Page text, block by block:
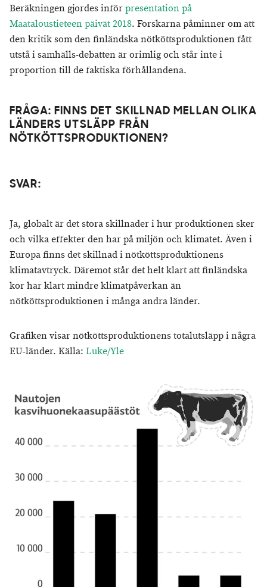
Beräkningen gjordes införpresentation på
Maataloustieteen päivät 2018. Forskarna påminner om att
den kritik som den finländska nötköttsproduktionen fått
utstå i samhälls-debatten är orimlig och står inte i
proportion till de faktiska förhållandena.
FRÅGA: ​FINNS DET SKILLNAD MELLAN OLIKA
LÄNDERS UTSLÄPP FRÅN
NÖTKÖTTSPRODUKTIONEN?
SVAR:
Ja, globalt är det stora skillnader i hur produktionen sker
och vilka effekter den har på miljön och klimatet. Även i
Europa finns det skillnad i nötköttsproduktionens
klimatavtryck. Däremot står det helt klart att finländska
kor har klart mindre klimatpåverkan än
nötköttsproduktionen i många andra länder.
Grafiken visar nötköttsproduktionens totalutsläpp i några
EU-länder. Källa: Luke/Yle